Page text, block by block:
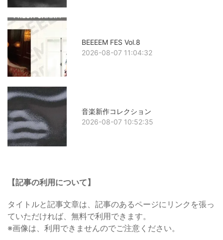
BEEEEM FES Vol.8
2026-08-07 11:04:32
音楽新作コレクション
2026-08-07 10:52:35
【記事の利用について】
タイトルと記事文章は、記事のあるページにリンクを張っ
ていただければ、無料で利用できます。
※画像は、利用できませんのでご注意ください。